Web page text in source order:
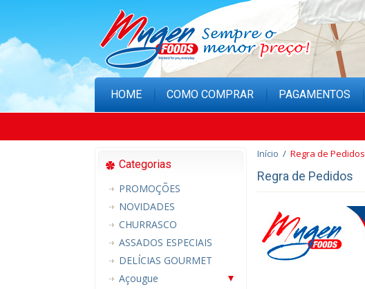
HOME COMO COMPRAR PAGAMENTOS
Categorias
PROMOÇÕES
NOVIDADES
CHURRASCO
ASSADOS ESPECIAIS
DELÍCIAS GOURMET
Açougue
Início / Regra de Pedidos
Regra de Pedidos